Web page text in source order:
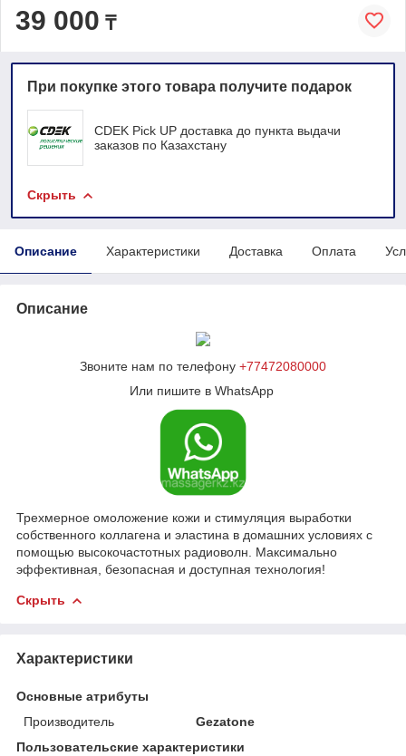
39 000 ₸
При покупке этого товара получите подарок
CDEK Pick UP доставка до пункта выдачи
заказов по Казахстану
Скрыть
Описание Характеристики Доставка Оплата
Описание
Звоните нам по телефону +77472080000
Или пишите в WhatsApp
Трехмерное омоложение кожи и стимуляция выработки
собственного коллагена и эластина в домашних условиях с
помощью высокочастотных радиоволн. Максимально
эффективная, безопасная и доступная технология!
Скрыть
Характеристики
Основные атрибуты
Производитель
Gezatone
Пользовательские характеристики